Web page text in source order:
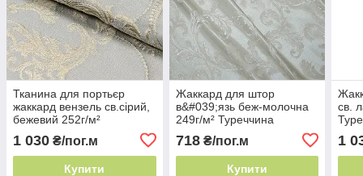
Тканина для портьєр
жаккард вензель св.сірий,
бежевий 252г/м²
дамаск
1 030 ₴/пог.м
Купити
Жаккард для штор
в&#039;язь беж-молочна
249г/м² Туреччина
718₴/пог.м
Купити
св.
1